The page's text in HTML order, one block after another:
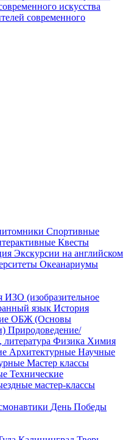
искусства
современного
Спортивные
Квесты
Экскурсии на английском
Океанариумы
ИЗО (изобразительное
язык История
ОБЖ (Основы
Природоведение/
Физика Химия
Архитектурные Научные
Мастер классы
Технические
мастер-классы
День Победы